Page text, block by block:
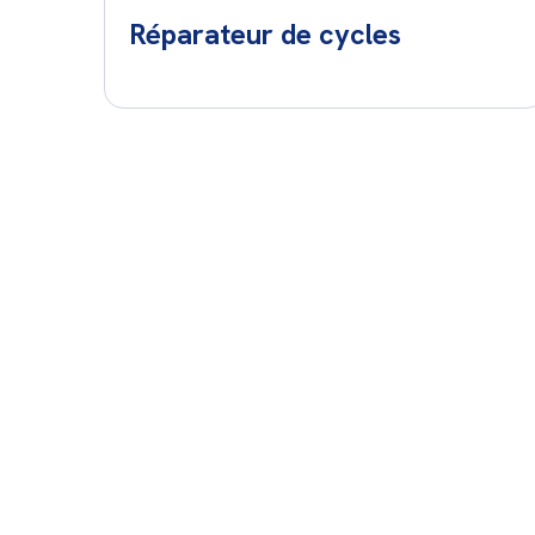
Réparateur de cycles